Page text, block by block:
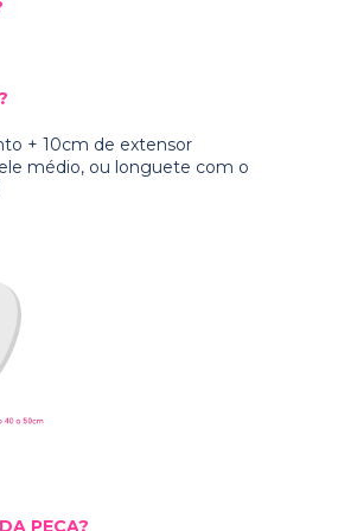
+ 10cm de extensor
médio, ou longuete com o
PEÇA?